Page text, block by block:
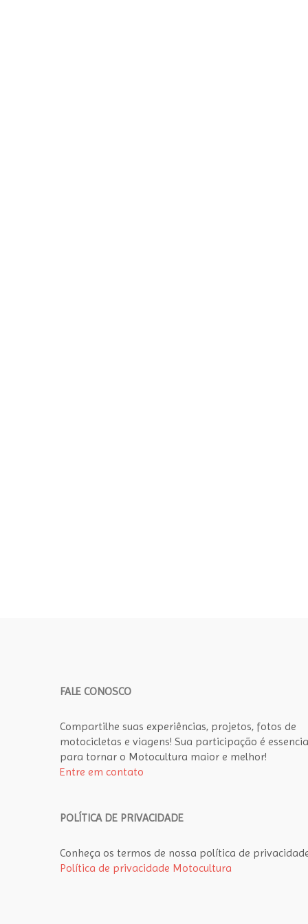
FALE CONOSCO
Compartilhe suas experiências, projetos, fotos de
motocicletas e viagens! Sua participação é
para tornar o Motocultura maior e melhor!
Entre em contato
POLÍTICA DE PRIVACIDADE
Conheça os termos de nossa política de
Política de privacidade Motocultura